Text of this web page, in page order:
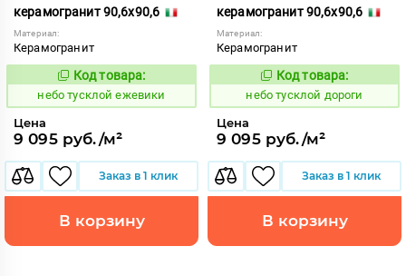
керамогранит 90,6x90,6
Материал:
Керамогранит
1122649
Код товара:
небо тусклой ежевики
Цена
9 095 руб./м²
Заказ в 1 клик
В корзину
керамогранит 90,6x90,6
Материал:
Керамогранит
1122647
Код товара:
небо тусклой дороги
Цена
9 095 руб./м²
Заказ в 1 клик
В корзину